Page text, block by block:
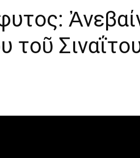
τοῦ